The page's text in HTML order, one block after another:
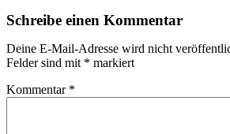
Schreibe einen Kommentar
Deine E-Mail-Adresse wird nicht
Felder sind mit * markiert
Kommentar *